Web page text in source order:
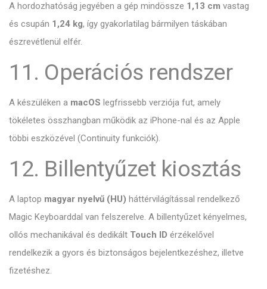
A hordozhatóság jegyében a gép mindössze 1,13 cm vastag
és csupán 1,24 kg, így gyakorlatilag bármilyen táskában
észrevétlenül elfér.
11. Operációs rendszer
A készüléken a macOS legfrissebb verziója fut, amely
tökéletes összhangban működik az iPhone-nal és az Apple
többi eszközével (Continuity funkciók).
12. Billentyűzet kiosztás
A laptop magyar nyelvű (HU) háttérvilágítással rendelkező
Magic Keyboarddal van felszerelve. A billentyűzet kényelmes,
ollós mechanikával és dedikált Touch ID érzékelővel
rendelkezik a gyors és biztonságos bejelentkezéshez, illetve
fizetéshez.